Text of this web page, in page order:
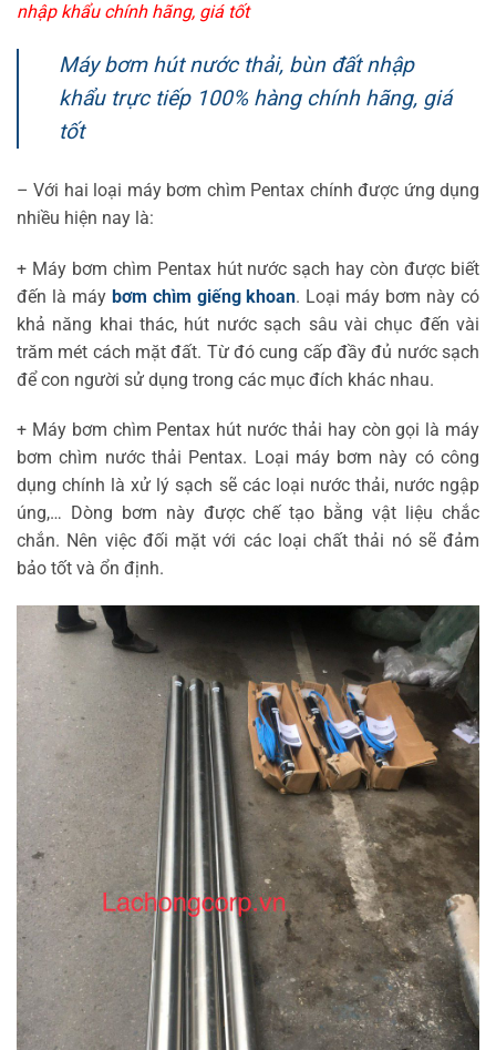
nhập khẩu chính hãng, giá tốt
Máy bơm hút nước thải, bùn đất nhập
khẩu trực tiếp 100% hàng chính hãng, giá
tốt
– Với hai loại máy bơm chìm Pentax chính được ứng dụng
nhiều hiện nay là:
+ Máy bơm chìm Pentax hút nước sạch hay còn được biết
đến là máy bơm chìm giếng khoan. Loại máy bơm này có
khả năng khai thác, hút nước sạch sâu vài chục đến vài
trăm mét cách mặt đất. Từ đó cung cấp đầy đủ nước sạch
để con người sử dụng trong các mục đích khác nhau.
+ Máy bơm chìm Pentax hút nước thải hay còn gọi là máy
bơm chìm nước thải Pentax. Loại máy bơm này có công
dụng chính là xử lý sạch sẽ các loại nước thải, nước ngập
úng,… Dòng bơm này được chế tạo bằng vật liệu chắc
chắn. Nên việc đối mặt với các loại chất thải nó sẽ đảm
bảo tốt và ổn định.